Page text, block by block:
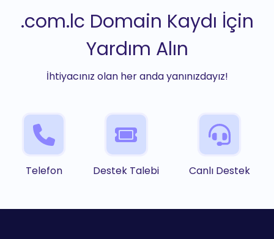
.com.lc Domain Kaydı İçin
Yardım Alın
İhtiyacınız olan her anda yanınızdayız!
Telefon Destek Talebi Canlı Destek